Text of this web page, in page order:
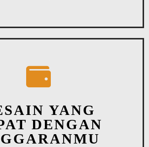
YANG
DENGAN